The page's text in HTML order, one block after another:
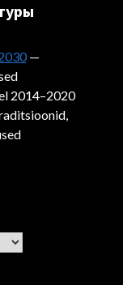
—
2014–2020